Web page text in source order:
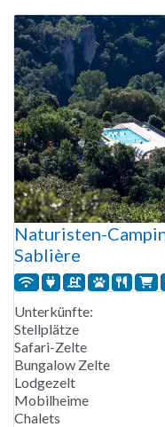
Ladestation. Der
Naturisten-
Sablière
Unterkünfte:
Stellplätze
Safari-Zelte
Bungalow Zelte
Lodgezelt
Mobilheime
Chalets